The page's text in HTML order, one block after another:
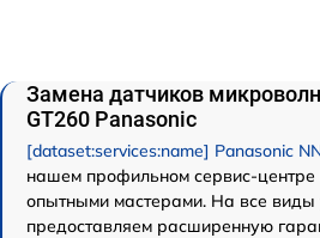
Замена датчиков
GT260 Panasonic
[dataset:services:name] Panasonic
нашем профильном сервис-центре
опытными мастерами. На все виды
предоставляем расширенную